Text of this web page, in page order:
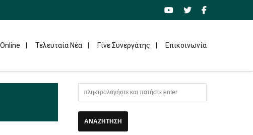
Τελευταία Νέα Γίνε Συνεργάτης Επικοινωνία